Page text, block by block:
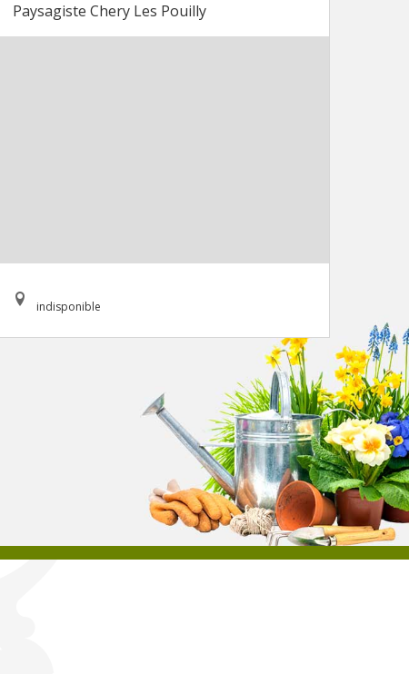
Paysagiste Chery Les Pouilly
indisponible